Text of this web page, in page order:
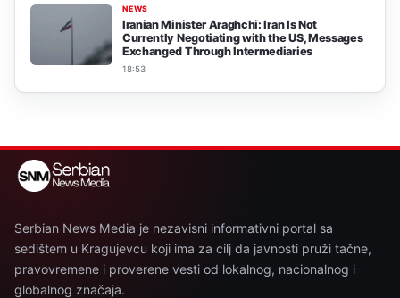
NEWS
Iranian Minister Araghchi: Iran Is Not
Currently Negotiating with the US, Messages
Exchanged Through Intermediaries
18:53
Serbian News Media je nezavisni informativni portal sa
sedištem u Kragujevcu koji ima za cilj da javnosti pruži tačne,
pravovremene i proverene vesti od lokalnog, nacionalnog i
globalnog značaja.